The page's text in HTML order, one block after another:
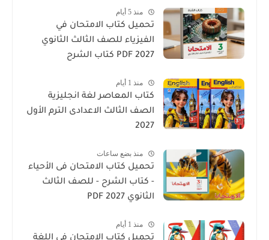
منذ 5 أيام
تحميل كتاب الامتحان في
الفيزياء للصف الثالث الثانوي
2027 PDF كتاب الشرح
منذ 1 أيام
كتاب المعاصر لغة انجليزية
الصف الثالث الاعدادى الترم الأول
2027
منذ بضع ساعات
تحميل كتاب الامتحان فى الأحياء
- كتاب الشرح - للصف الثالث
الثانوي 2027 PDF
منذ 1 أيام
تحميل كتاب الامتحان في اللغة